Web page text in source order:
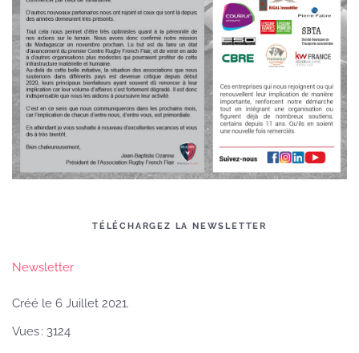
TÉLÉCHARGEZ LA NEWSLETTER
Newsletter
Créé le 6 Juillet 2021.
Vues : 3124